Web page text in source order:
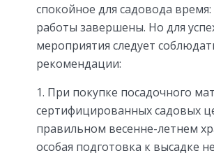
спокойное для садовода
работы завершены. Но для
мероприятия следует
рекомендации:
При покупке посадочного
сертифицированных садовых
правильном весенне-летнем
особая подготовка к высадке